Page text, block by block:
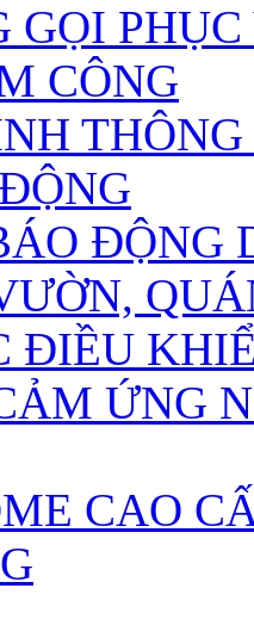
GỌI
CÔNG
ĐỘNG
ĐIỀU
ỨNG
CAO